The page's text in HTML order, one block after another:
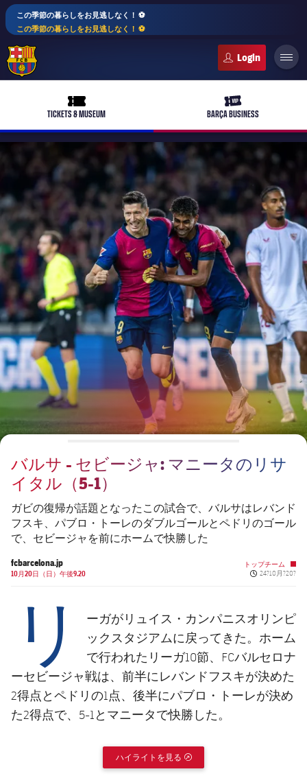
この季節の暮らしをお見逃しなく！ ⚽️
この季節の暮らしをお見逃しなく！ ⚽️
ticket-full
TICKETS & MUSEUM
ticket-vip
BARÇA BUSINESS
plusicon
label.aria.plus
バルサアカデミー
plusicon
label.aria.plus
10年毎
会長
レジェンド
plusicon
label.aria.plus
プレスパス
Facilities
PLUSICON
LABEL.ARIA.PLUS
トップチーム
女子サッカー
plusicon
label.aria.plus
スケジュール
チケット
結果
順位表
バルサAtlètic
plusicon
label.aria.plus
スケジュール
チケット
結果
順位表
PLUSICON
LABEL.ARIA.PLUS
トップチーム
plusicon
label.aria.plus
スケジュール
チケット
結果
順位表
PLUSICON
LABEL.ARIA.PLUS
トップチーム
スケジュール
チケット
結果
順位表
PLUSICON
LABEL.ARIA.PLUS
トップチーム
plusicon
label.aria.plus
スケジュール
チケット
結果
順位表
PLUSICON
LABEL.ARIA.PLUS
スケジュール
チケット
結果
順位表
バルサ - セビージャ: マニータのリサ
イタル（5-1）
ガビの復帰が話題となったこの試合で、バルサはレバンド
フスキ、パブロ・トーレのダブルゴールとペドリのゴール
で、セビージャを前にホームで快勝した
fcbarcelona.jp
10月20日（日）午後9.20
トップチーム
Published news
24?10月?20?
リ
ーガがリュイス・カンパニスオリンピ
ックスタジアムに戻ってきた。ホーム
で行われたリーガ10節、FCバルセロナ
ーセビージャ戦は、前半にレバンドフスキが決めた
2得点とペドリの1点、後半にパブロ・トーレが決め
た2得点で、5-1とマニータで快勝した。
ハイライトを見る EXTERNAL LINK